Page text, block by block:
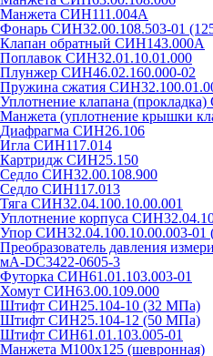
Манжета СИН111.004А
Фонарь СИН32.00.108.503-01
Клапан обратный СИН143.000А
Поплавок СИН32.01.10.01.000
Плунжер СИН46.02.160.000-02
Пружина сжатия
Уплотнение клапана
Манжета (уплотнение крышки
Диафрагма СИН26.106
Игла СИН117.014
Картридж СИН25.150
Седло СИН32.00.108.900
Седло СИН117.013
Тяга СИН32.04.100.10.00.001
Уплотнение корпуса
Упор СИН32.04.100.10.00.003-01
Преобразователь давления
мА-DC3422-0605-3
Футорка СИН61.01.103.003-01
Хомут СИН63.00.109.000
Штифт СИН25.104-10 (32 МПа)
Штифт СИН25.104-12 (50 МПа)
Штифт СИН61.01.103.005-01
Манжета М100х125 (шевронная)